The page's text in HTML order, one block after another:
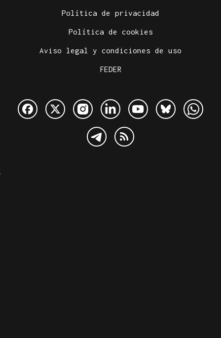
Política de privacidad
Política de cookies
Aviso legal y condiciones de uso
FEDER